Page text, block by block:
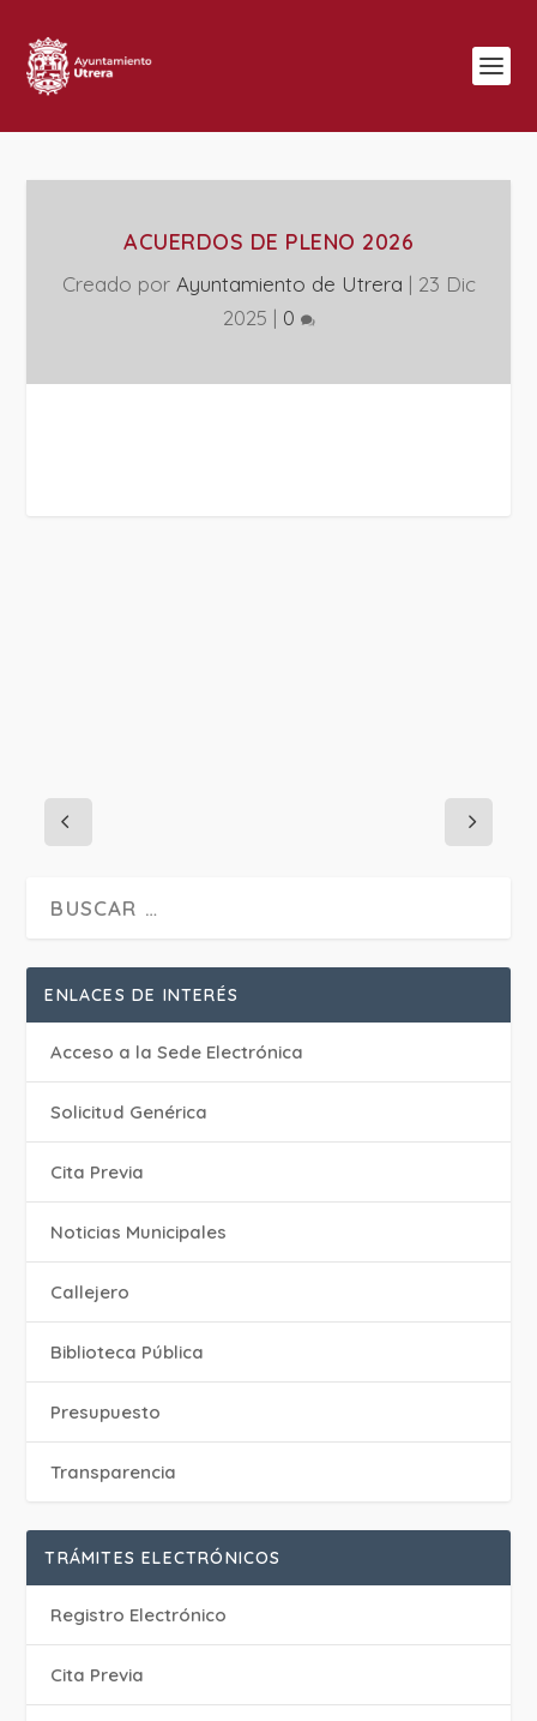
ACUERDOS DE PLENO 2026
Creado por Ayuntamiento de Utrera | 23 Dic
2025 | 0
ENLACES DE INTERÉS
Acceso a la Sede Electrónica
Solicitud Genérica
Cita Previa
‎Noticias Municipales
Callejero
Biblioteca Pública
Presupuesto
Transparencia
TRÁMITES ELECTRÓNICOS
Registro Electrónico
Cita Previa